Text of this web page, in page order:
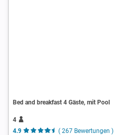
Bed and breakfast 4 Gäste, mit Pool
4
4.9
( 267 Bewertungen )